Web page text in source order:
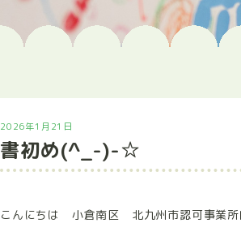
2026年1月21日
書初め(^_-)-☆
こんにちは 小倉南区 北九州市認可事業所